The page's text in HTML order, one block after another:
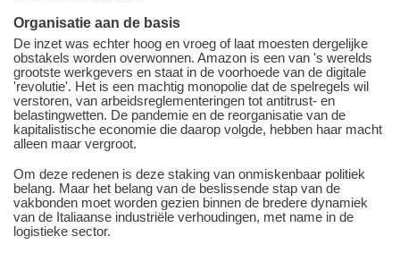
Organisatie aan de basis
De inzet was echter hoog en vroeg of laat moesten dergelijke
obstakels worden overwonnen. Amazon is een van 's werelds
grootste werkgevers en staat in de voorhoede van de digitale
'revolutie'. Het is een machtig monopolie dat de spelregels wil
verstoren, van arbeidsreglementeringen tot antitrust- en
belastingwetten. De pandemie en de reorganisatie van de
kapitalistische economie die daarop volgde, hebben haar macht
alleen maar vergroot.
Om deze redenen is deze staking van onmiskenbaar politiek
belang. Maar het belang van de beslissende stap van de
vakbonden moet worden gezien binnen de bredere dynamiek
van de Italiaanse industriële verhoudingen, met name in de
logistieke sector.